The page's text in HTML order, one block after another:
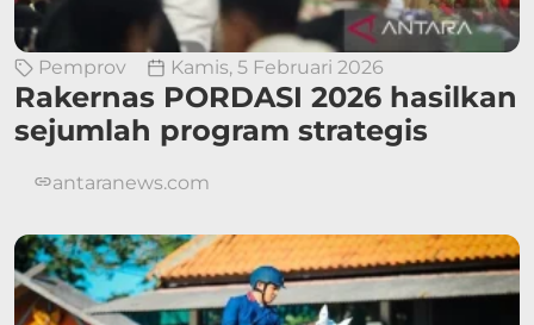
Pemprov Kamis, 5 Februari 2026
Rakernas PORDASI 2026 hasilkan
sejumlah program strategis
antaranews.com